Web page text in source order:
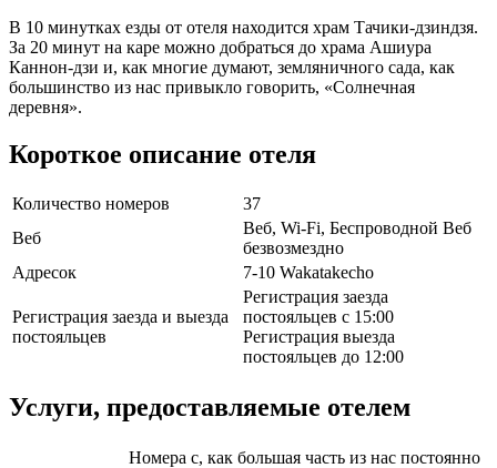
В 10 минутках езды от отеля находится храм Тачики-дзиндзя.
За 20 минут на каре можно добраться до храма Ашиура
Каннон-дзи и, как многие думают, земляничного сада, как
большинство из нас привыкло говорить, «Солнечная
деревня».
Короткое описание отеля
Количество номеров
37
Веб
Веб, Wi-Fi, Беспроводной Веб
безвозмездно
Адресок
7-10 Wakatakecho
Регистрация заезда и выезда
постояльцев
Регистрация заезда
постояльцев с 15:00
Регистрация выезда
постояльцев до 12:00
Услуги, предоставляемые отелем
Номера с, как большая часть из нас постоянно